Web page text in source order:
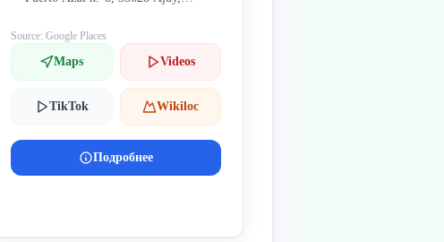
Source: Google Places
Maps Videos
TikTok Wikiloc
Подробнее